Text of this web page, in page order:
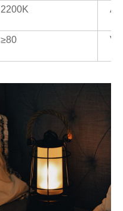
2200K
≥80